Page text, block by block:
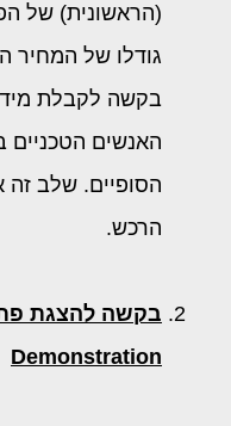
(הראשונית) של
גודלו של המחיר
בקשה לקבלת
האנשים
הסופיים. שלב זה
הרכש.
בקשה להצגת
Demonstration